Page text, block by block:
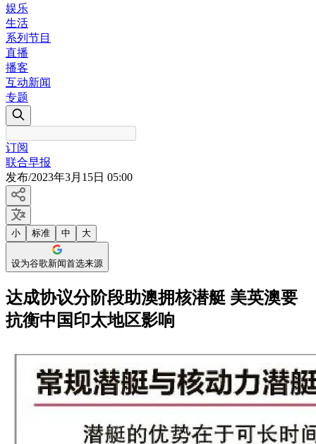
娱乐
生活
系列节目
直播
播客
互动新闻
专题
订阅
联合早报
发布/2023年3月15日 05:00
小 标准 中 大
设为谷歌新闻首选来源
达成协议分阶段助澳拥核潜艇 美英澳要
抗衡中国印太地区影响